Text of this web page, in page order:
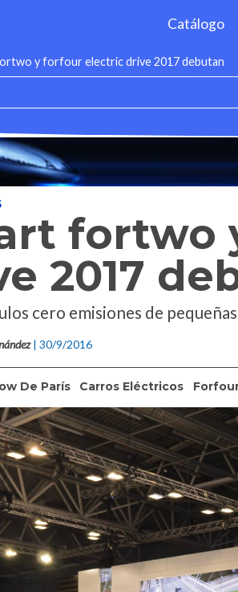
Catálogo
y forfour electric drive 2017 debutan
fortwo
2017
cero emisiones de
| 30/9/2016
De París Carros Eléctricos